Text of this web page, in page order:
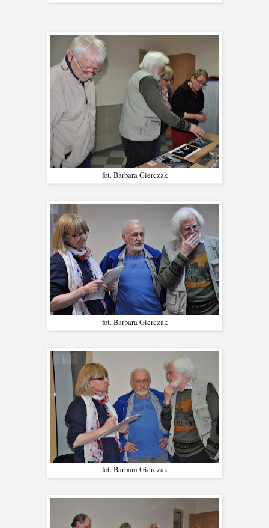
fot. Barbara Gierczak
fot. Barbara Gierczak
fot. Barbara Gierczak